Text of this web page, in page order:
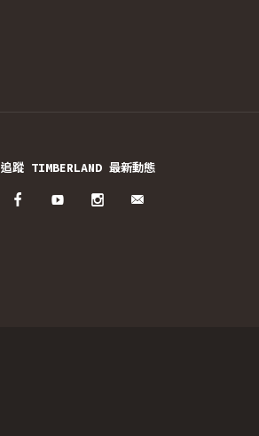
追蹤 TIMBERLAND 最新動態